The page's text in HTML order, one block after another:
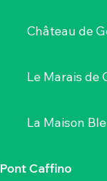
Château de
Le Marais de
La Maison
Pont Caffino